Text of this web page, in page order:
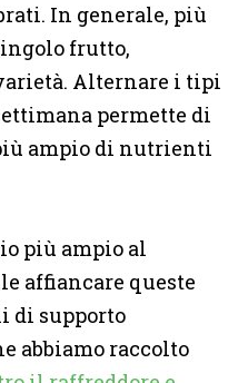
In generale, più
frutto,
Alternare i tipi
permette di
ampio di nutrienti
più ampio al
affiancare queste
di supporto
abbiamo raccolto